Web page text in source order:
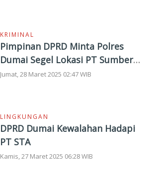
KRIMINAL
Pimpinan DPRD Minta Polres
Dumai Segel Lokasi PT Sumber
Tani Agung
Jumat, 28 Maret 2025 02:47 WIB
LINGKUNGAN
DPRD Dumai Kewalahan Hadapi
PT STA
Kamis, 27 Maret 2025 06:28 WIB